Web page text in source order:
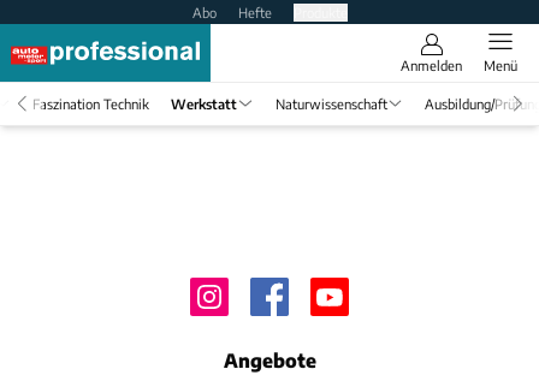
Abo Hefte
Anmelden Menü
Faszination Technik Werkstatt Naturwissenschaft Ausbildung/
Angebote